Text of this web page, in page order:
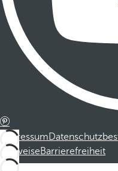
Impressum
HinweiseBarrierefreiheit